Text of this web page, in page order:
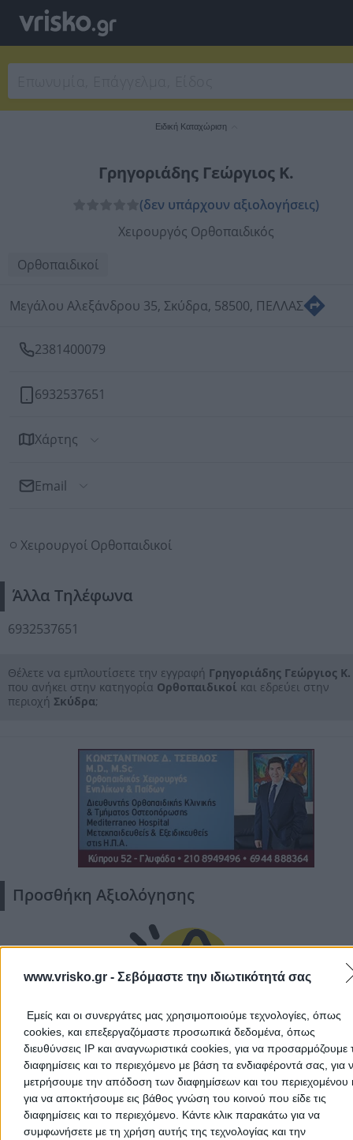
www.vrisko.gr - Σεβόμαστε την ιδιωτικότητά σας
Εμείς και οι συνεργάτες μας χρησιμοποιούμε τεχνολογίες, όπως
cookies, και επεξεργαζόμαστε προσωπικά δεδομένα, όπως
διευθύνσεις IP και αναγνωριστικά cookies, για να προσαρμόζουμε
διαφημίσεις και το περιεχόμενο με βάση τα ενδιαφέροντά σας, για
μετρήσουμε την απόδοση των διαφημίσεων και του περιεχομένου
για να αποκτήσουμε εις βάθος γνώση του κοινού που είδε τις
διαφημίσεις και το περιεχόμενο. Κάντε κλικ παρακάτω για να
συμφωνήσετε με τη χρήση αυτής της τεχνολογίας και την
Ειδική Καταχώριση
Γρηγοριάδης Γεώργιος Κ.
(δεν υπάρχουν αξιολογήσεις)
Χειρουργός Ορθοπαιδικός
Ορθοπαιδικοί
Μεγάλου Αλεξάνδρου 35, Σκύδρα, 58500, ΠΕΛΛΑΣ
2381400079
6932537651
Χάρτης
Email
Προς: Γρηγοριάδης Γεώργιος Κ.
Αποδέχομαι τουςΌρους Χρήσηςκαι την
Πολιτική Προστασίας
Προσωπικών Δεδομένων
Ακύρωση
Χειρουργοί Ορθοπαιδικοί
Άλλα Τηλέφωνα
6932537651
Θέλετε να εμπλουτίσετε την εγγραφή Γρηγοριάδης Γεώργιος Κ.
που ανήκει στην κατηγορία Ορθοπαιδικοί και εδρεύει στην
περιοχή Σκύδρα;
Προσθήκη Αξιολόγησης
Δεν υπάρχουν ακόμα αξιολογήσεις
Αυτός ο επαγγελματίας δεν έχει λάβει ακόμα καμία
αξιολόγηση. Γίνετε ο πρώτος που θα μοιραστεί την
του και βοηθήστε άλλους χρήστες να κάνουν τη σωστή
επιλογή!